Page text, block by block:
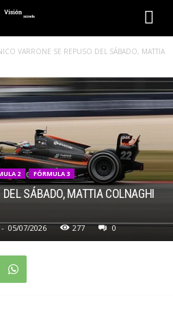
VARRONE SE REPUSO DEL SÁBADO, MATTIA
2 FÓRMULA 3
SÁBADO, MATTIA COLNAGHI
- 05/07/2026 277 0